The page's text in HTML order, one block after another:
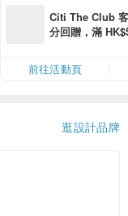
Citi The Club
分回贈，滿
前往活動頁
逛設計品牌